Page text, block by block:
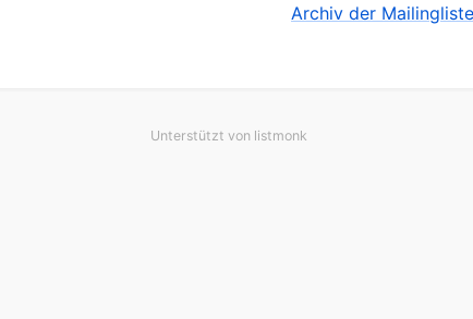
Archiv der
Unterstützt von listmonk